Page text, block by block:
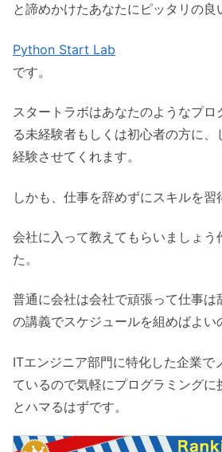
と諦めかけたあなたにピッタリの良
Python Start Lab
です。
スタートラボはあなたのようなプロ
る未経験者もしくは初心者の方に
経験させてくれます。
しかも、仕事を辞めずにスキルを習
会社に入って教えてもらいましょう
た。
普通に会社は会社で頑張って仕事は
の講義でスケジュールを組めばよい
ITエンジニア部門に特化した企業で
ているので気軽にプログラミングに
とハマるはずです。